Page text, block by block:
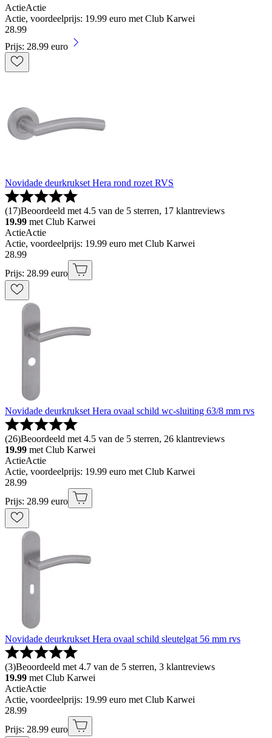
ActieActie
Actie, voordeelprijs: 19.99 euro met Club Karwei
28.99
Prijs: 28.99 euro
Novidade deurkrukset Hera rond rozet RVS
(17)Beoordeeld met 4.5 van de 5 sterren, 17 klantreviews
19.99 met Club Karwei
ActieActie
Actie, voordeelprijs: 19.99 euro met Club Karwei
28.99
Prijs: 28.99 euro
Novidade deurkrukset Hera ovaal schild wc-sluiting 63/8 mm rvs
(26)Beoordeeld met 4.5 van de 5 sterren, 26 klantreviews
19.99 met Club Karwei
ActieActie
Actie, voordeelprijs: 19.99 euro met Club Karwei
28.99
Prijs: 28.99 euro
Novidade deurkrukset Hera ovaal schild sleutelgat 56 mm rvs
(3)Beoordeeld met 4.7 van de 5 sterren, 3 klantreviews
19.99 met Club Karwei
ActieActie
Actie, voordeelprijs: 19.99 euro met Club Karwei
28.99
Prijs: 28.99 euro